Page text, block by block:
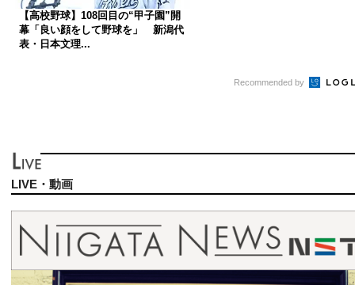
【高校野球】108回目の“甲子園”開
幕「良い顔をして野球を」 新潟代
表・日本文理...
Recommended by
LIVE・動画